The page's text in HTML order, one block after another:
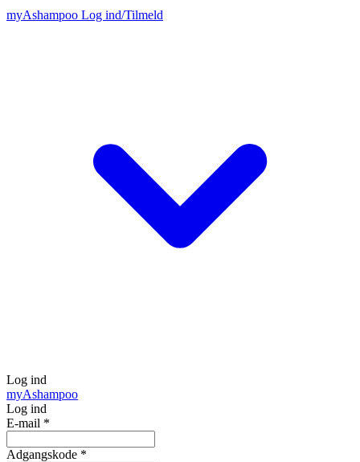
myAshampoo Log ind/Tilmeld
Log ind
myAshampoo
Log ind
E-mail *
Adgangskode *